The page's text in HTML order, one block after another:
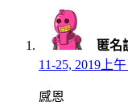
匿名
11-25, 2019上午
感恩